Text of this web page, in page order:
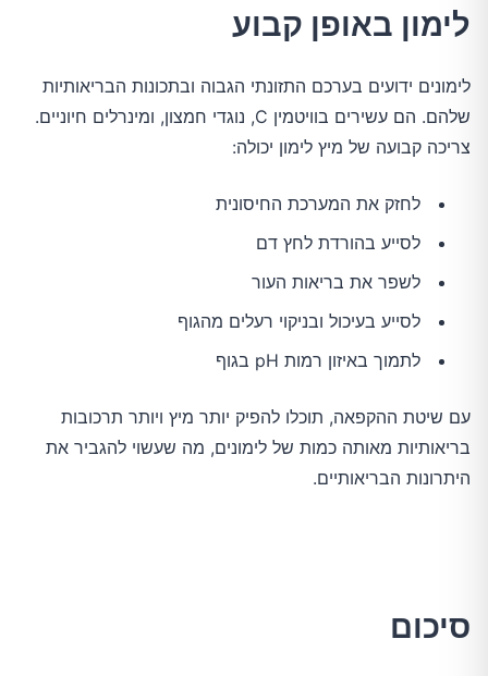
לימון באופן קבוע
לימונים ידועים בערכם התזונתי הגבוה ובתכונות הבריאותיות
שלהם. הם עשירים בוויטמין C, נוגדי חמצון, ומינרלים חיוניים.
צריכה קבועה של מיץ לימון יכולה:
לחזק את המערכת החיסונית
לסייע בהורדת לחץ דם
לשפר את בריאות העור
לסייע בעיכול ובניקוי רעלים מהגוף
לתמוך באיזון רמות pH בגוף
עם שיטת ההקפאה, תוכלו להפיק יותר מיץ ויותר תרכובות
בריאותיות מאותה כמות של לימונים, מה שעשוי להגביר את
היתרונות הבריאותיים.
סיכום